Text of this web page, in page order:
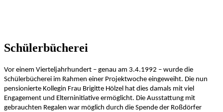
Schülerbücherei
Vor einem Vierteljahrhundert – genau am 3.4.1992 – wurde die
Schülerbücherei im Rahmen einer Projektwoche eingeweiht. Die nun
pensionierte Kollegin Frau Brigitte Hölzel hat dies damals mit viel
Engagement und Elterninitiative ermöglicht. Die Ausstattung mit
gebrauchten Regalen war möglich durch die Spende der Roßdörfer